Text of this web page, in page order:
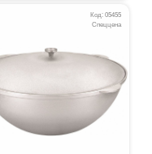
Код: 05455
Спеццена